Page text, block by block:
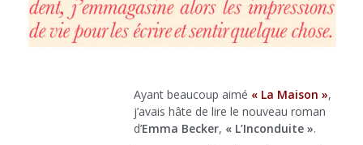
Ayant beaucoup aimé « La Maison »,
j’avais hâte de lire le nouveau roman
d’Emma Becker, « L’Inconduite ».